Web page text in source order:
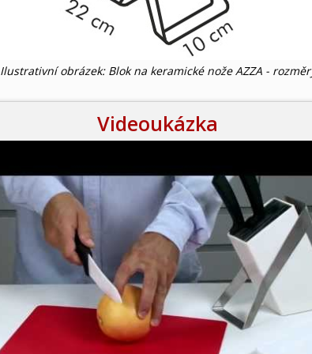
Ilustrativní obrázek: Blok na keramické nože AZZA -
Videoukázka